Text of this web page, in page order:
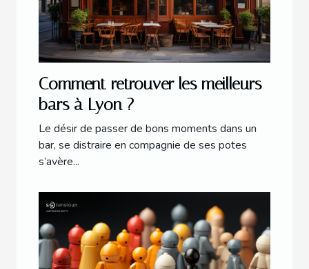
Comment retrouver les meilleurs
bars à Lyon ?
Le désir de passer de bons moments dans un
bar, se distraire en compagnie de ses potes
s’avère...